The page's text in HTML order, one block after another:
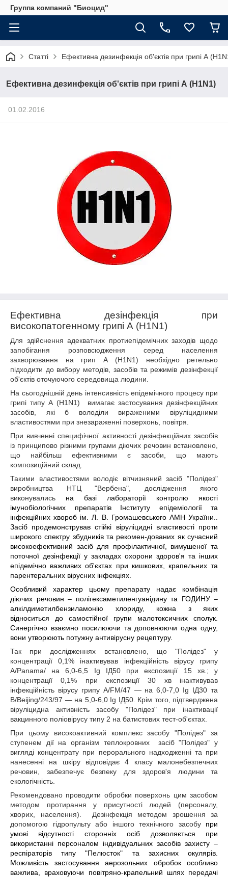
Группа компаний "Биоцид"
Статті Ефективна дезинфекція об'єктів при грипі А
Ефективна дезинфекція об'єктів при грипі А (H1N1)
01.02.2016
Ефективна дезінфекція при
високопатогенному грипі А (H1N1)
Для здійснення адекватних протиепідемічних заходів щодо
запобігання розповсюдження серед населення
захворювання на грип А (H1N1) необхідно ретельно
підходити до вибору методів, засобів та режимів дезінфекції
об'єктів оточуючого середовища людини.
На сьогоднішній день інтенсивність епідемічного процесу при
грипі типу А (H1N1)
вимагає застосування дезінфекційних
засобів, які б володіли вираженими віруліцидними
властивостями при знезараженні поверхонь, повітря.
При вивченні специфічної активності дезінфекційних засобів
із принципово різними групами діючих речовин встановлено,
що найбільш ефективними є засоби, що мають
композиційний склад.
Такими властивостями володіє вітчизняний засіб "Полідез"
виробництва НТЦ "Вербена", дослідження якого
виконувались на базі лабораторії контролю якості
імунобіологічних препаратів Інституту епідеміології та
інфекційних хвороб ім. Л. В. Громашевського АМН України..
Засіб продемонстрував стійкі віруліцидні властивості проти
широкого спектру збудників та рекомен-дованих як сучасний
високоефективний засіб для профілактичної, вимушеної та
поточної дезінфекції у закладах охорони здоров'я та інших
епідемічно важливих об'єктах при кишкових, крапельних та
парентеральних вірусних інфекціях.
Особливий характер цьому препарату надає комбінація
діючих речовин – полігексаметиленгуанідину та ГОДИНУ –
алкілдиметилбензиламонію хлориду, кожна з яких
відноситься до самостійної групи малотоксичних сполук.
Синергічно взаємно посилюючи та доповнюючи одна одну,
вони утворюють потужну антивірусну рецептуру.
Так при дослідженнях встановлено, що "Полідез" у
концентрації 0,1% інактивував інфекційність вірусу грипу
A/Panama/ на 6,0-6,5 Ig ІД50 при експозиції 15 хв.; у
концентрації 0,1% при експозиції 30 хв
інактивував
інфекційність вірусу грипу A/FM/47 ― на 6,0-7,0 Ig ІД30 та
B/Beijing/243/97 ― на 5,0-6,0 Ig ІД50. Крім того, підтверджена
віруліцидна активність засобу "Полідез" при інактивації
вакцинного поліовірусу типу 2 на батистових тест-об'єктах.
При цьому високоактивний комплекс засобу "Полідез" за
ступенем дії на організм теплокровних
засіб "Полідез" у
вигляді концентрату при перорального надходженні та при
нанесенні на шкіру відповідає 4 класу малонебезпечних
речовин, забезпечує безпеку для здоров'я людини та
екологічність.
Рекомендовано проводити обробки поверхонь цим засобом
методом протирання у присутності людей (персоналу,
хворих, населення).
Дезінфекція методом зрошення за
допомогою гідропульту або іншого технічного засобу при
умові відсутності сторонніх осіб дозволяється при
використанні персоналом індивідуальних засобів захисту –
респіраторів типу "Пелюсток" та захисних окулярів.
Можливість застосування аерозольних обробок особливо
важлива, враховуючи повітряно-крапельний шлях передачі